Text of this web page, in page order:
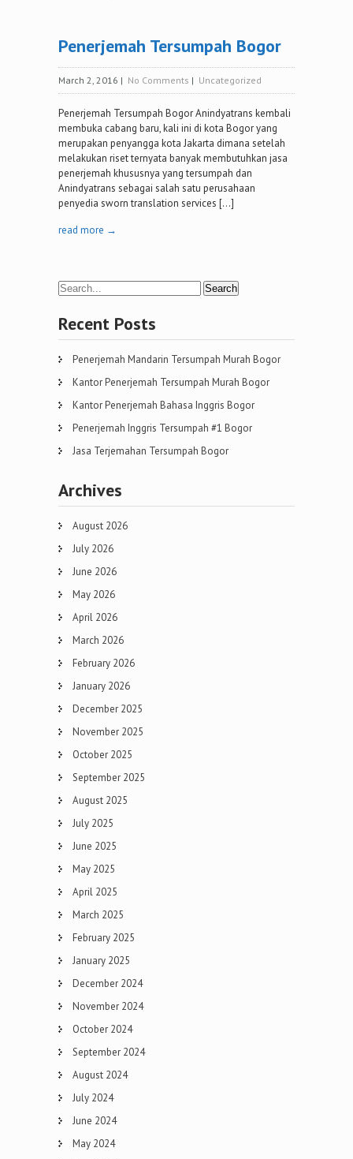
Penerjemah Tersumpah Bogor
March 2, 2016 | No Comments | Uncategorized
Penerjemah Tersumpah Bogor Anindyatrans kembali
membuka cabang baru, kali ini di kota Bogor yang
merupakan penyangga kota Jakarta dimana setelah
melakukan riset ternyata banyak membutuhkan jasa
penerjemah khususnya yang tersumpah dan
Anindyatrans sebagai salah satu perusahaan
penyedia sworn translation services […]
read more →
Recent Posts
Penerjemah Mandarin Tersumpah Murah Bogor
Kantor Penerjemah Tersumpah Murah Bogor
Kantor Penerjemah Bahasa Inggris Bogor
Penerjemah Inggris Tersumpah #1 Bogor
Jasa Terjemahan Tersumpah Bogor
Archives
August 2026
July 2026
June 2026
May 2026
April 2026
March 2026
February 2026
January 2026
December 2025
November 2025
October 2025
September 2025
August 2025
July 2025
June 2025
May 2025
April 2025
March 2025
February 2025
January 2025
December 2024
November 2024
October 2024
September 2024
August 2024
July 2024
June 2024
May 2024